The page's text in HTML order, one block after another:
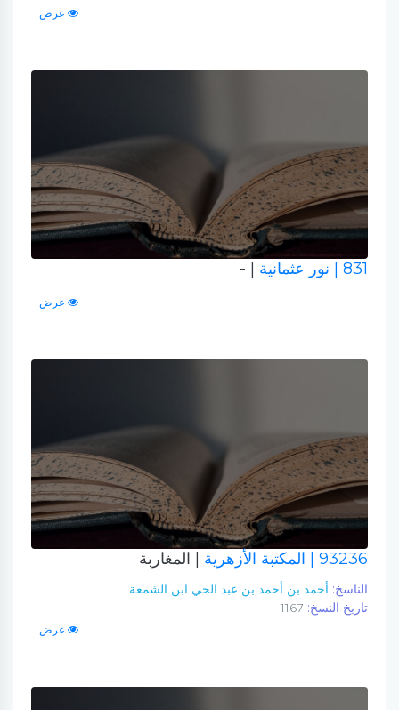
عرض
831 | نور عثمانية | -
عرض
93236 | المكتبة الأزهرية | المغاربة
الناسخ: أحمد بن أحمد بن عبد الحي ابن الشمعة
تاريخ النسخ:
عرض